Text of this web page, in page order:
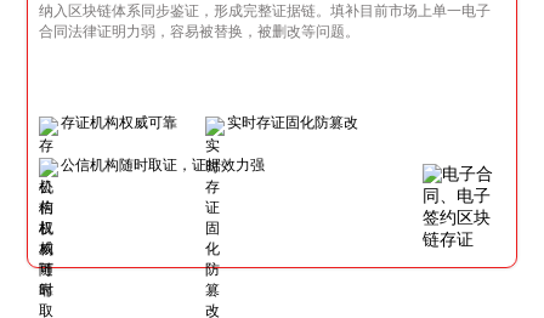
纳入区块链体系同步鉴证，形成完整证据链。填补目前市场上单一电子
合同法律证明力弱，容易被替换，被删改等问题。
存证机构权威可靠 实时存证固化防篡改
公信机构随时取证，证据效力强